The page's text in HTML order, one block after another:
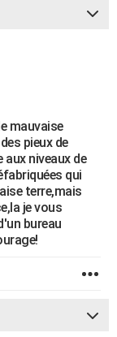
mauvaise
pieux de
niveaux de
qui
terre,mais
je vous
bureau